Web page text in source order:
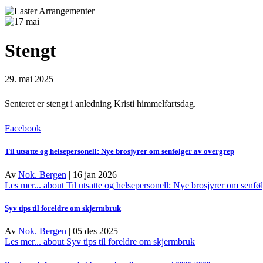
Stengt
29. mai 2025
Senteret er stengt i anledning Kristi himmelfartsdag.
Facebook
Til utsatte og helsepersonell: Nye brosjyrer om senfølger av overgrep
Av Nok. Bergen | 16 jan 2026
Les mer... about Til utsatte og helsepersonell: Nye brosjyrer om
Syv tips til foreldre om skjermbruk
Av Nok. Bergen | 05 des 2025
Les mer... about Syv tips til foreldre om skjermbruk